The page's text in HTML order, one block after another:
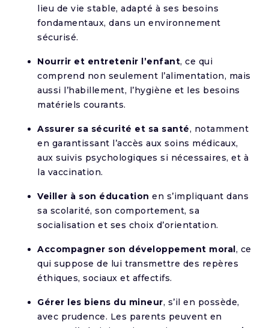
lieu de vie stable, adapté à ses besoins
fondamentaux, dans un environnement
sécurisé.
Nourrir et entretenir l’enfant, ce qui
comprend non seulement l’alimentation, mais
aussi l’habillement, l’hygiène et les besoins
matériels courants.
Assurer sa sécurité et sa santé, notamment
en garantissant l’accès aux soins médicaux,
aux suivis psychologiques si nécessaires, et à
la vaccination.
Veiller à son éducation en s’impliquant dans
sa scolarité, son comportement, sa
socialisation et ses choix d’orientation.
Accompagner son développement moral, ce
qui suppose de lui transmettre des repères
éthiques, sociaux et affectifs.
Gérer les biens du mineur, s’il en possède,
avec prudence. Les parents peuvent en